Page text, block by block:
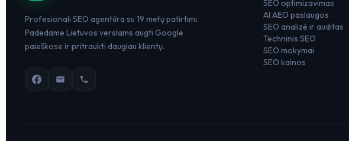
Profesionali SEO agentūra su 19 metų patirtimi.
Padedame Lietuvos verslams augti Google
paieškose ir pritraukti daugiau klientų.
SEO optimizavimas
AI AEO paslaugos
SEO analizė ir auditas
Techninis SEO
SEO mokymai
SEO kainos